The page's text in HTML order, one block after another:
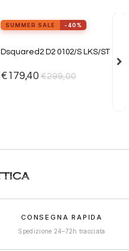
alla lista
SUMMER SALE -40%
Dsquared2 D2 0102/S LKS/ST
€179,40 €299,00
CONSEGNA RAPIDA
Spedizione 24–72h tracciata